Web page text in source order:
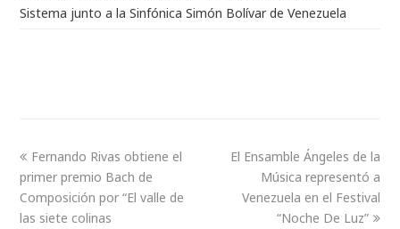
Sistema junto a la Sinfónica Simón Bolívar de Venezuela
Fernando Rivas obtiene el
primer premio Bach de
Composición por “El valle de
las siete colinas
El Ensamble Ángeles de la
Música representó a
Venezuela en el Festival
“Noche De Luz”